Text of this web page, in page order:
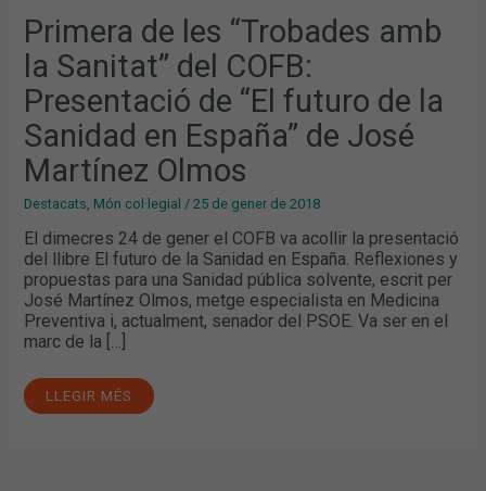
Primera de les “Trobades amb
la Sanitat” del COFB:
Presentació de “El futuro de la
Sanidad en España” de José
Martínez Olmos
Destacats Món col·legial /25 de gener de 2018
El dimecres 24 de gener el COFB va acollir la presentació
del llibre El futuro de la Sanidad en España. Reflexiones y
propuestas para una Sanidad pública solvente, escrit per
José Martínez Olmos, metge especialista en Medicina
Preventiva i, actualment, senador del PSOE. Va ser en el
marc de la […]
COFB:
PRESENTACIÓ
DE
“EL
FUTURO
LA
SANIDAD
EN
ESPAÑA”
DE
JOSÉ
OLMOS
LLEGIR MÉS